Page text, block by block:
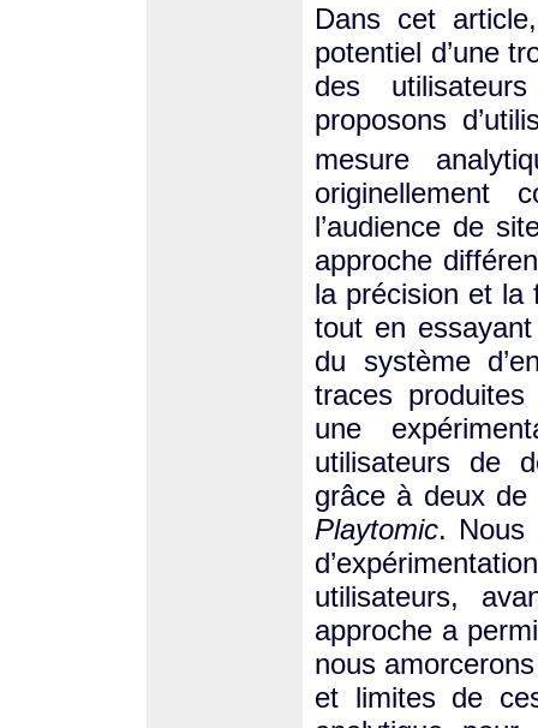
Dans cet
potentiel d’une
des
proposons
mesure
originellement
l’audience de
approche
la précision et la
tout en
du système
traces
une
utilisateurs de
grâce à deux
Playtomic. Nous
utilisateurs,
approche a
nous
et limites de